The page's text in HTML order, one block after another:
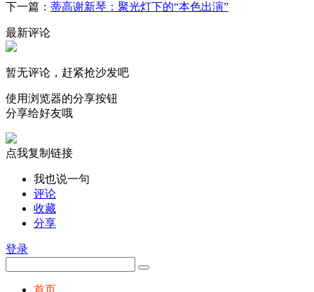
下一篇： 蒂高谢新琴：聚光灯下的“本色出演”
最新评论
暂无评论，赶紧抢沙发吧
使用浏览器的分享按钮
分享给好友哦
点我复制链接
我也说一句
评论
收藏
分享
登录
首页